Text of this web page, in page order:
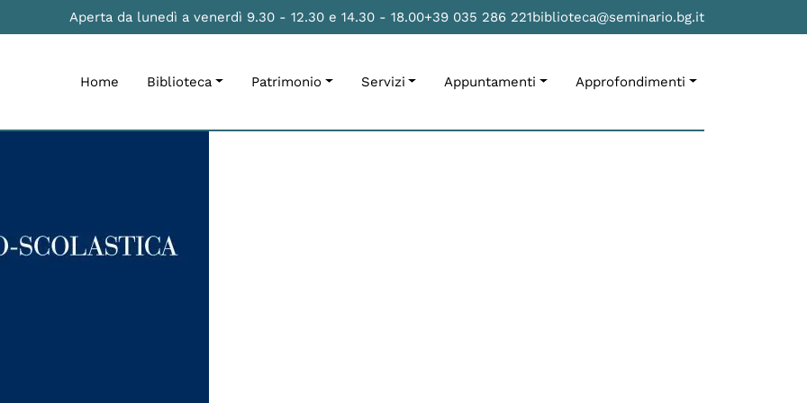
Aperta da lunedì a venerdì 9.30 - 12.30 e 14.30 - 18.00+39 035 286 221biblioteca@seminario.bg.it
Home Biblioteca Patrimonio Servizi Appuntamenti Approfondimenti